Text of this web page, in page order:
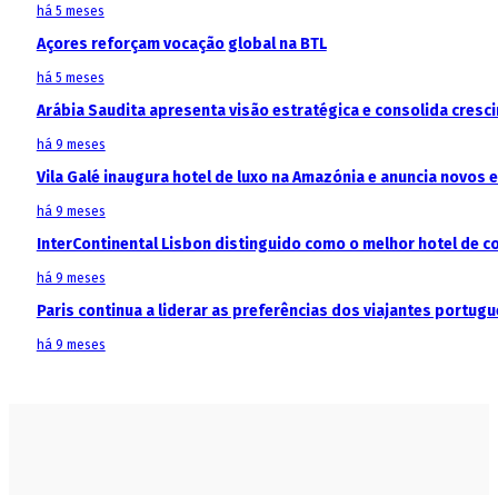
há 5 meses
Açores reforçam vocação global na BTL
há 5 meses
Arábia Saudita apresenta visão estratégica e consolida
há 9 meses
Vila Galé inaugura hotel de luxo na Amazónia e anuncia
há 9 meses
InterContinental Lisbon distinguido como o melhor hotel de
há 9 meses
Paris continua a liderar as preferências dos viajantes
há 9 meses